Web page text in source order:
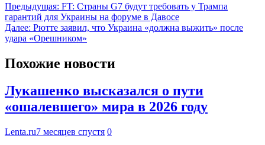
Предыдущая: FT: Страны G7 будут требовать у Трампа
гарантий для Украины на форуме в Давосе
Далее: Рютте заявил, что Украина «должна выжить» после
удара «Орешником»
Похожие новости
Лукашенко высказался о пути
«ошалевшего» мира в 2026 году
Lenta.ru7 месяцев спустя 0